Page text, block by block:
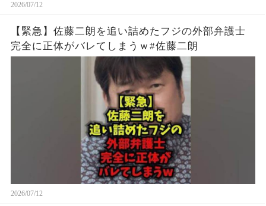
2026/07/12
【緊急】佐藤二朗を追い詰めたフジの外部弁護士
完全に正体がバレてしまうｗ#佐藤二朗
2026/07/12